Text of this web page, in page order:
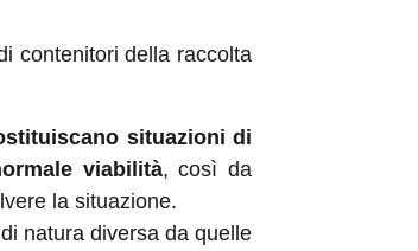
contenitori della raccolta
situazioni di
viabilità, così da
la situazione.
natura diversa da quelle